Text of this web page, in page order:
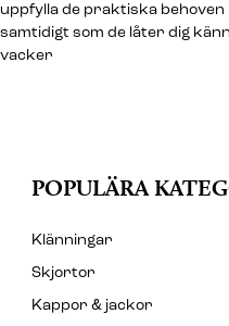
uppfylla de praktiska behoven
samtidigt som de låter dig
vacker
POPULÄRA
Klänningar
Skjortor
Kappor & jackor